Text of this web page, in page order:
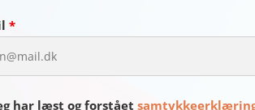
*
har læst og forstået